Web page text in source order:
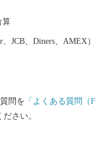
おります。 また、
存十二天守として知ら
笑顔にな
て管理し、関係法令で
算
JCB、Diners、AMEX）
問を 「よくある質問（F
さい。